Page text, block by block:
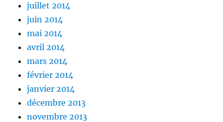
juillet 2014
juin 2014
mai 2014
avril 2014
mars 2014
février 2014
janvier 2014
décembre 2013
novembre 2013